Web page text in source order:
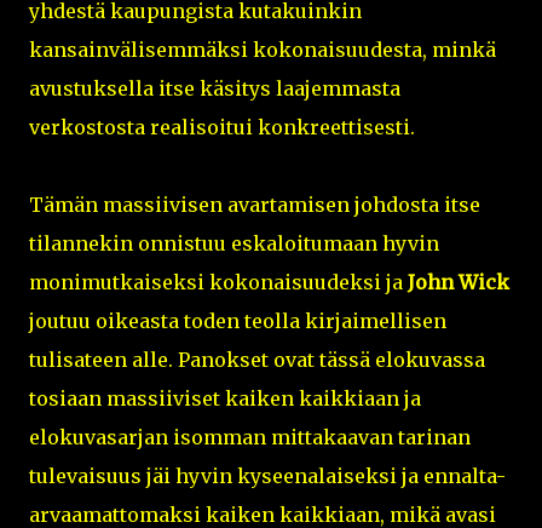
yhdestä kaupungista kutakuinkin
kansainvälisemmäksi kokonaisuudesta, minkä
avustuksella itse käsitys laajemmasta
verkostosta realisoitui konkreettisesti.
Tämän massiivisen avartamisen johdosta itse
tilannekin onnistuu eskaloitumaan hyvin
monimutkaiseksi kokonaisuudeksi ja John Wick
joutuu oikeasta toden teolla kirjaimellisen
tulisateen alle. Panokset ovat tässä elokuvassa
tosiaan massiiviset kaiken kaikkiaan ja
elokuvasarjan isomman mittakaavan tarinan
tulevaisuus jäi hyvin kyseenalaiseksi ja ennalta-
arvaamattomaksi kaiken kaikkiaan, mikä avasi